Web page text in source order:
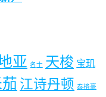
亚 名士 天梭 宝玑
江诗丹顿 泰格豪